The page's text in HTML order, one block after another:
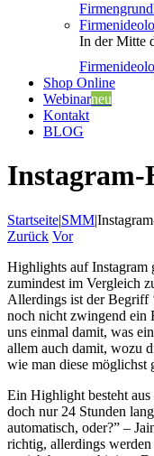
In der Mitte
Shop Online
Webinarneu
Kontakt
BLOG
Startseite|SMM|
Zurück Vor
Highlights auf Instagram
zumindest im Vergleich
Allerdings ist der Begriff
noch nicht zwingend ein
uns einmal damit, was
allem auch damit, wozu
wie man diese möglichst
Ein Highlight besteht aus
doch nur 24 Stunden
automatisch, oder?” –
richtig, allerdings